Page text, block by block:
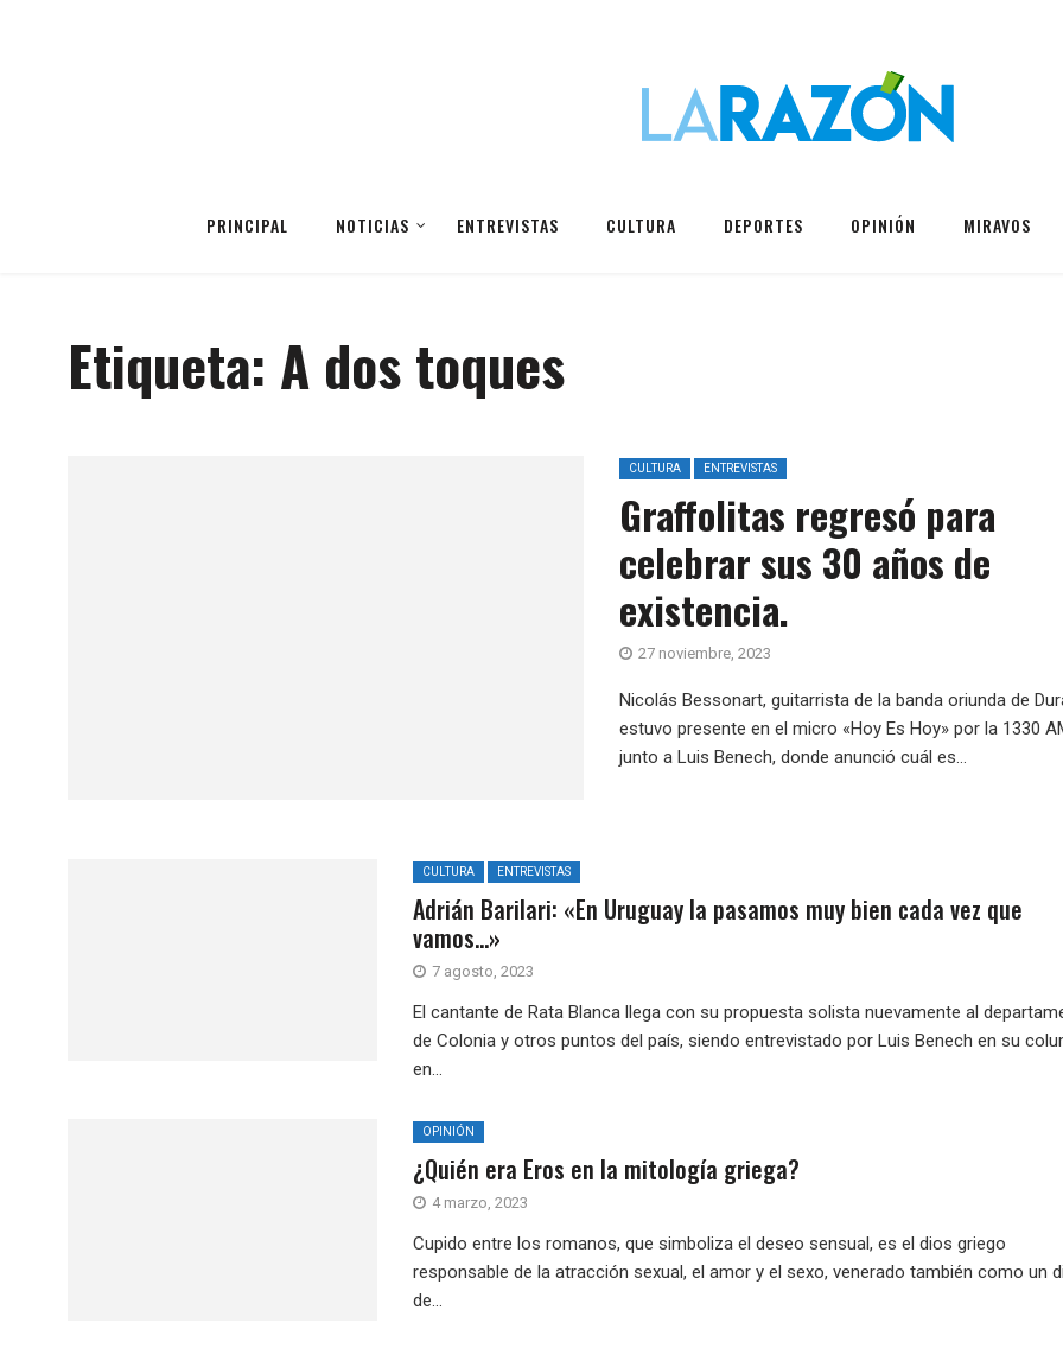
PRINCIPAL NOTICIAS ENTREVISTAS CULTURA DEPORTES OPINIÓN MIRAVOS
Etiqueta: A dos toques
CULTURA ENTREVISTAS
Graffolitas regresó para
celebrar sus 30 años de
existencia.
27 noviembre, 2023
Nicolás Bessonart, guitarrista de la banda oriunda de
estuvo presente en el micro «Hoy Es Hoy» por la 1330
junto a Luis Benech, donde anunció cuál es...
CULTURA ENTREVISTAS
Adrián Barilari: «En Uruguay la pasamos muy bien cada vez que
vamos…»
7 agosto, 2023
El cantante de Rata Blanca llega con su propuesta solista nuevamente al
de Colonia y otros puntos del país, siendo entrevistado por Luis Benech en su
en...
OPINIÓN
¿Quién era Eros en la mitología griega?
4 marzo, 2023
Cupido entre los romanos, que simboliza el deseo sensual, es el dios griego
responsable de la atracción sexual, el amor y el sexo, venerado también como un
de...